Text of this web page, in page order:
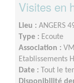
Visites en
Lieu : ANGERS
Type : Ecoute
Association :
Etablissements
Date :
Tout le